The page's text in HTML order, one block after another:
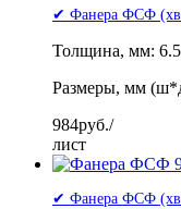
✔ Фанера ФСФ
Толщина, мм: 6.5
Размеры, мм
984руб./
лист
✔ Фанера ФСФ